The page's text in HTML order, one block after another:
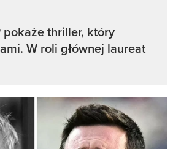
pokaże thriller, który
W roli głównej laureat